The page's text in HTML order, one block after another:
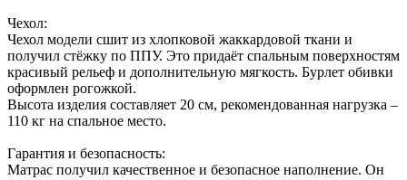
Чехол:
Чехол модели сшит из хлопковой жаккардовой ткани и
получил стёжку по ППУ. Это придаёт спальным поверхностям
красивый рельеф и дополнительную мягкость. Бурлет обивки
оформлен рогожкой.
Высота изделия составляет 20 см, рекомендованная нагрузка –
110 кг на спальное место.
Гарантия и безопасность:
Матрас получил качественное и безопасное наполнение. Он